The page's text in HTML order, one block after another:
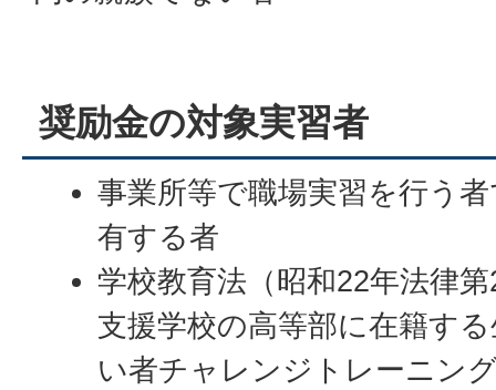
奨励金の対象実習者
事業所等で職場実習を行う
有する者
学校教育法（昭和22年法律
支援学校の高等部に在籍す
い者チャレンジトレーニン